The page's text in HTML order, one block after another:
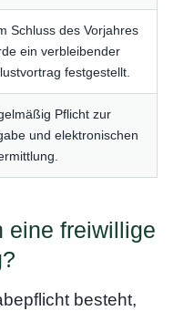
Schluss des Vorjahres
ein verbleibender
festgestellt.
Pflicht zur
und elektronischen
eine freiwillige
besteht,